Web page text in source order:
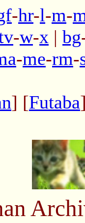
-hr-l-m-
-w-x | bg
-me-rm-
] [Futaba